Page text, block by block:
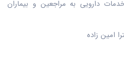
دارویی به مراجعین و بیماران
امین زاده